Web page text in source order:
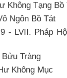
Không Tạng Bồ
Ngôn Bồ Tát
- LVII. Pháp
Tràng
Không Mục